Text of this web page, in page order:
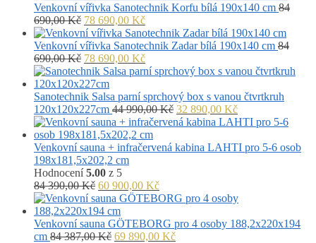
Venkovní vířivka Sanotechnik Korfu bílá 190x140 cm 84
690,00Kč Původní
cena
byla:
84
690,00 Kč.
78 690,00 KčAktuální
cena
je:
78
690,00 Kč.
Venkovní vířivka Sanotechnik Zadar bílá 190x140 cm 84
690,00Kč Původní
cena
byla:
84
690,00 Kč.
78 690,00 KčAktuální
cena
78
690,00 Kč.
Sanotechnik Salsa parní sprchový box s vanou čtvrtkruh
120x120x227cm 44 990,00Kč Původní
cena
44
32 890,00 KčAktuální
cena
32
Venkovní sauna + infračervená kabina LAHTI pro 5-6 osob
198x181,5x202,2 cm
Hodnocení5.00 z 5
84 390,00Kč Původní
cena
byla:
84
390,00 Kč.
60 900,00 KčAktuální
cena
60
900,00 Kč.
Venkovní sauna GÖTEBORG pro 4 osoby 188,2x220x194
cm 84 387,00Kč Původní
69 890,00 KčAktuální